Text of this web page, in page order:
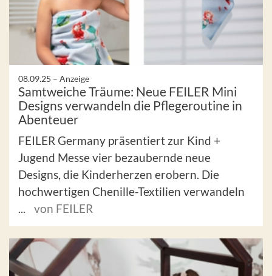
08.09.25 – Anzeige
Samtweiche Träume: Neue FEILER Mini
Designs verwandeln die Pflegeroutine in
Abenteuer
FEILER Germany präsentiert zur Kind +
Jugend Messe vier bezaubernde neue
Designs, die Kinderherzen erobern. Die
hochwertigen Chenille-Textilien verwandeln
...
von FEILER